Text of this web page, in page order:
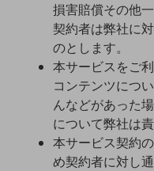
ビジネス向けスマートフォン
タフネススマートフォン
データ通信製品
ドコモケータイ
5G対応ホームルーター
損害賠償その他
契約者は弊社に
のとします。
本サービスをご
コンテンツにつ
んなどがあった
について弊社は
本サービス契約
め契約者に対し